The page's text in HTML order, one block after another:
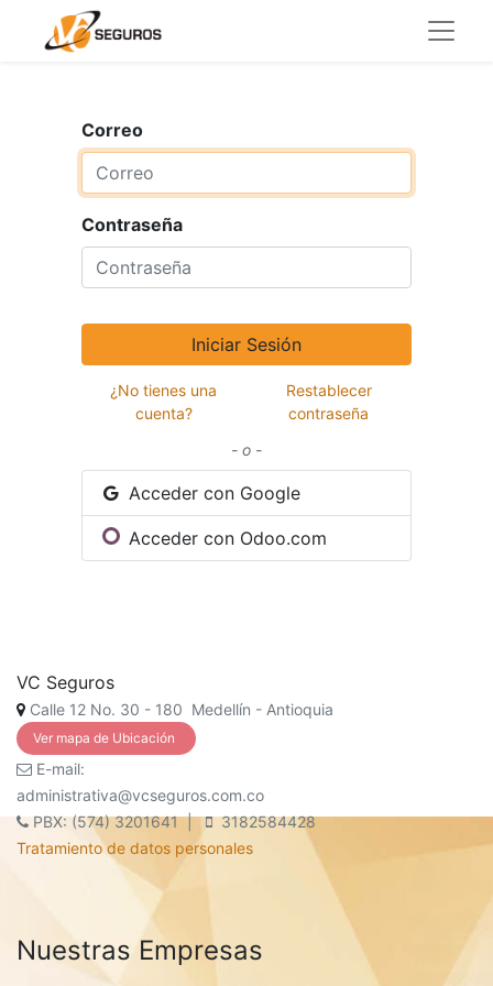
Correo
Contraseña
Iniciar Sesión
¿No tienes una
cuenta?
Restablecer
contraseña
- o -
Acceder con Google
Acceder con Odoo.com
VC Seguros
Calle 12 No. 30 - 180 Medellín - Antioquia
Ver mapa de Ubicación
E-mail:
administrativa@vcseguros.com.co
PBX: (574) 3201641 | 3182584428
Tratamiento de datos personales
Nuestras Empresas